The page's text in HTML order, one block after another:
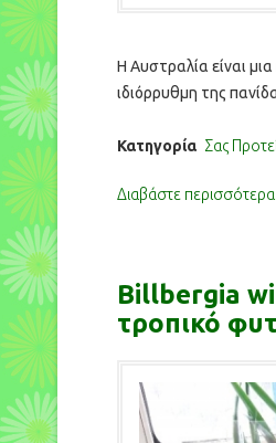
Η Αυστραλία είναι
ιδιόρρυθμη της
Κατηγορία Σας
Διαβάστε
Billbergia
τροπικό